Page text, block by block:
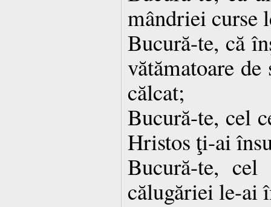
mândriei curse
Bucură-te, că
vătămatoare
călcat;
Bucură-te, cel
Hristos ţi-ai
Bucură-te, cel
călugăriei le-ai